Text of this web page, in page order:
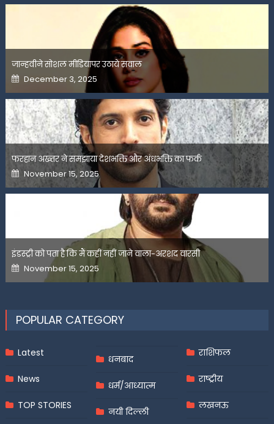
जान्हवीने सोशल मीडियापर उठाये सवाल
Posted
on
December 3, 2025
फरहान अख्तर ने समझाया देशभक्ति और अंधभक्ति का फर्क
Posted
on
November 15, 2025
इंडस्ट्री को पता है कि मैं कहीं नहीं जाने वाला-अरशद वारसी
Posted
on
November 15, 2025
POPULAR CATEGORY
Latest
News
TOP STORIES
धनबाद
धर्म/आध्यात्म
नयी दिल्ली
राशिफल
राष्ट्रीय
लखनऊ